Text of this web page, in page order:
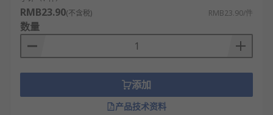
RMB23.90(不含税) RMB23.90/件
数量
添加
产品技术资料